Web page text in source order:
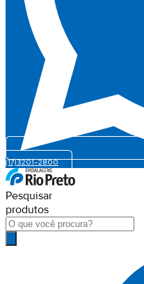
(17) 3201-2800
Pesquisar
produtos